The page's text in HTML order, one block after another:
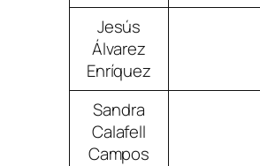
Jesús
Álvarez
Enríquez
Sandra
Calafell
Campos